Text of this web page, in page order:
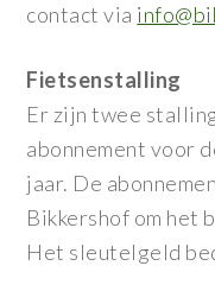
contact via
Fietsenstalling
Er zijn twee
abonnement voor
jaar. De
Bikkershof om het
Het sleutelgeld